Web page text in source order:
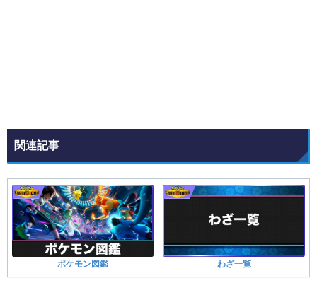
関連記事
ポケモン図鑑 わざ一覧